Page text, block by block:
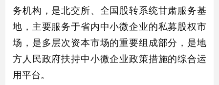
务机构，是北交所、全国股转系统甘肃服务基
地，主要服务于省内中小微企业的私募股权市
场，是多层次资本市场的重要组成部分，是地
方人民政府扶持中小微企业政策措施的综合运
用平台。